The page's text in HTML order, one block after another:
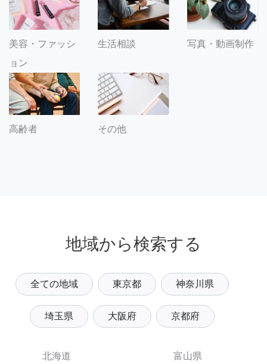
美容・ファッシ
ョン
生活相談 写真・動画制作
高齢者 その他
地域から検索する
全ての地域 東京都 神奈川県
埼玉県 大阪府 京都府
北海道
富山県